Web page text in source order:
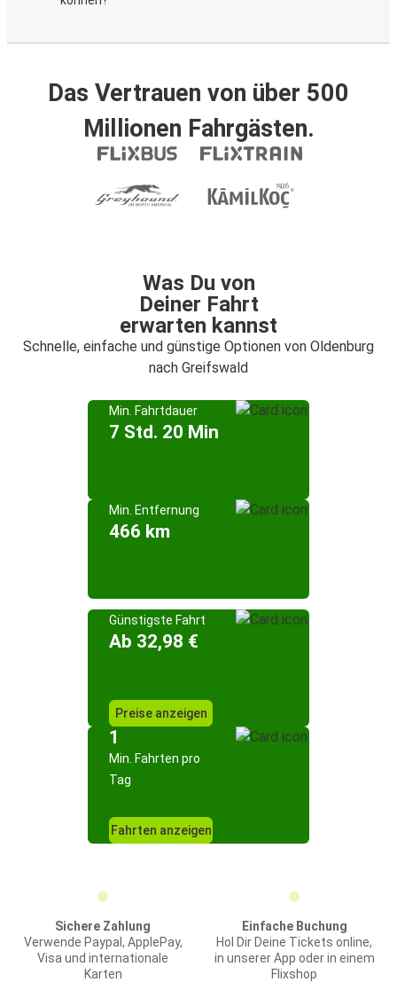
Das Vertrauen von über 500
Millionen Fahrgästen.
Was Du von
Deiner Fahrt
erwarten kannst
Schnelle, einfache und günstige Optionen von Oldenburg
nach Greifswald
Min. Fahrtdauer
7 Std. 20 Min
Min. Entfernung
466 km
Günstigste Fahrt
Ab 32,98 €
Preise anzeigen
1
Min. Fahrten pro
Tag
Fahrten anzeigen
Sichere Zahlung
Verwende Paypal, ApplePay,
Visa und internationale
Karten
Einfache Buchung
Hol Dir Deine Tickets online,
in unserer App oder in einem
Flixshop